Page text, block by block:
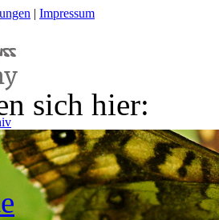
| Impressum
sich hier: